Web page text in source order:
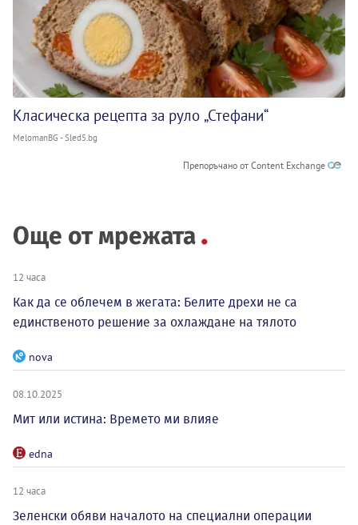
Класическа рецепта за руло „Стефани“
MelomanBG - Sled5.bg
Препоръчано от Content Exchange
Още от мрежата
12 часа
Как да се облечем в жегата: Белите дрехи не са
единственото решение за охлаждане на тялото
nova
08.10.2025
Мит или истина: Времето ми влияе
edna
12 часа
Зеленски обяви началото на специални операции